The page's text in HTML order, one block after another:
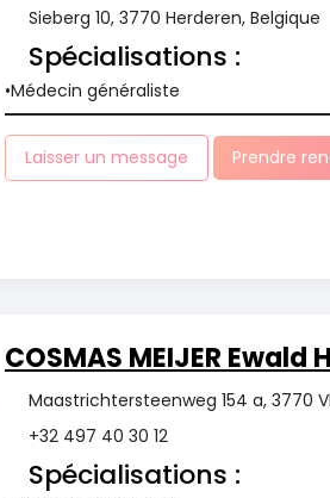
Sieberg 10, 3770 Herderen, Belgique
Spécialisations :
Médecin généraliste
Laisser un message Prendre
COSMAS MEIJER Ewald
Maastrichtersteenweg 154 a, 3770
+32 497 40 30 12
Spécialisations :